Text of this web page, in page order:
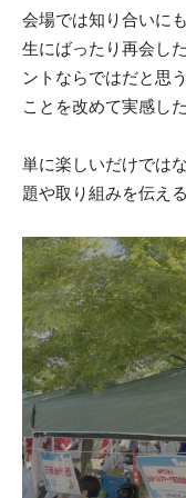
会場では知り合いに
生にばったり再会し
ントならではだと思
ことを改めて実感し
単に楽しいだけでは
題や取り組みを伝え